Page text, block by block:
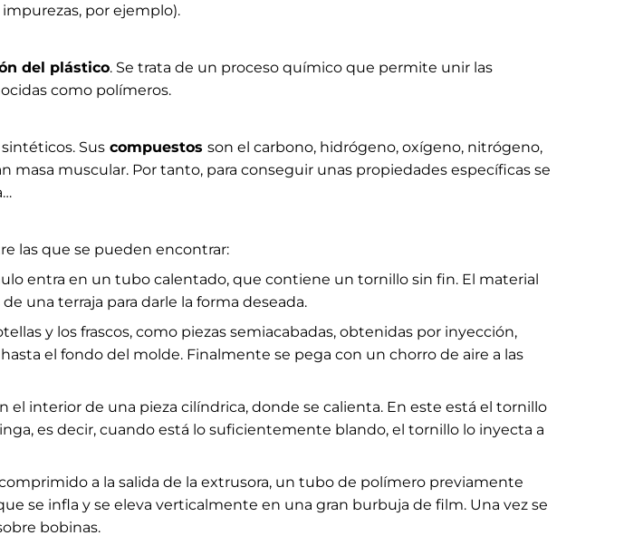
por ejemplo).
del plástico. Se trata de un proceso químico que permite unir las
como polímeros.
Sus compuestos son el carbono, hidrógeno, oxígeno, nitrógeno,
muscular. Por tanto, para conseguir unas propiedades específicas se
las que se pueden encontrar:
entra en un tubo calentado, que contiene un tornillo sin fin. El material
una terraja para darle la forma deseada.
y los frascos, como piezas semiacabadas, obtenidas por inyección,
el fondo del molde. Finalmente se pega con un chorro de aire a las
el interior de una pieza cilíndrica, donde se calienta. En este está el tornillo
es decir, cuando está lo suficientemente blando, el tornillo lo inyecta a
a la salida de la extrusora, un tubo de polímero previamente
se infla y se eleva verticalmente en una gran burbuja de film. Una vez se
bobinas.